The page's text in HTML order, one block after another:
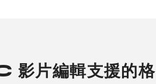
片編輯支援的格